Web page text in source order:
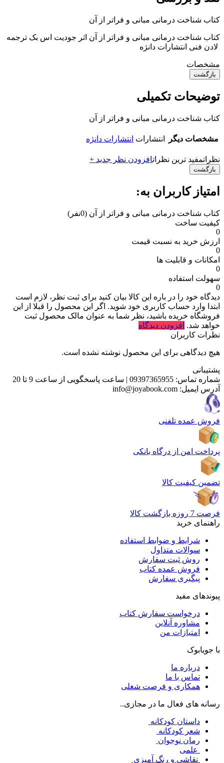
کتاب شناخت درمانی مبانی و فراتر از آن
کتاب شناخت درمانی مبانی و فراتر از آن اثر جودیت اس بک ترجمه
لادن فنی انتشارات دانژه
مشخصات
بازگشت
توضیحات تکمیلی
کتاب شناخت درمانی مبانی و فراتر از آن
مشخصات دیگر انتشارات انتشارات دانژه
نظراتمفید ترین نظراتافزودن نظر جدید +
بازگشت
امتیاز کاربران به:
کتاب شناخت درمانی مبانی و فراتر از آن (0نفر)
کیفیت ساخت
0
ارزش خرید به نسبت قیمت
0
امکانات و قابلیت ها
0
سهولت استفاده
0
دیدگاه خود را در باره این کالا بیان کنید برای ثبت نظر، لازم است
ابتدا وارد حساب کاربری خود شوید. اگر این محصول را قبلا از این
فروشگاه خریده باشید، نظر شما به عنوان مالک محصول ثبت
خواهد شد. افزودن دیدگاه
نظرات کاربران
هیچ دیدگاهی برای این محصول نوشته نشده است.
پشتیبانی
شماره تماس: 09397365955
| ساعت پاسخگویی از ساعت 9 تا 20
آدرس ایمیل: info@joyabook.com
فروش عمده تلفنی
پرداخت امن از درگاه بانکی
تضمین کیفیت کالا
فرصت 7 روزه بازگشت کالا
راهنمای خرید
شرایط و ضوابط استفاده
سوالات متداول
روش ثبت سفارش
فروش عمده کتاب
پیگیری سفارش
پیوندهای مفید
درخواست سفارش کتاب
مشاوره آنلاین
امتیازات من
با جویابوک
درباره ما
تماس با ما
همکاری و فرصت شغلی
رسانه های فعال ما در مجازی..
داستان کودکانه
شعر کودکانه
رمان نوجوان
علمی
نقاشی و رنگ آمیزی